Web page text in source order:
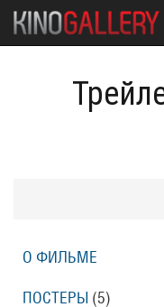
О ФИЛЬМЕ
ПОСТЕРЫ (5)